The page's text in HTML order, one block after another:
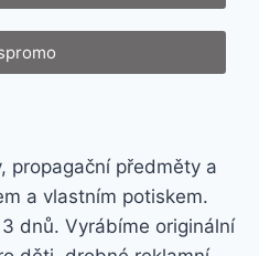
propagační předměty a
a vlastním potiskem.
dnů. Vyrábíme originální